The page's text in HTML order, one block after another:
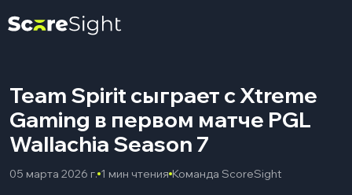
Team Spirit сыграет с Xtreme
Gaming в первом матче PGL
Wallachia Season 7
05 марта 2026 г. 1 мин чтения Команда ScoreSight